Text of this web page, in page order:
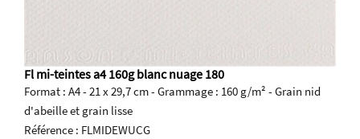
Fl mi-teintes a4 160g blanc nuage 180
Format : A4 - 21 x 29,7 cm - Grammage : 160 g/m² - Grain nid
d'abeille et grain lisse
Référence : FLMIDEWUCG